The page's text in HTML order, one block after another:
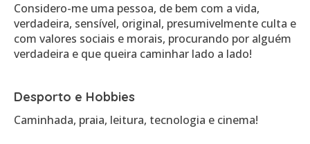
Considero-me uma pessoa, de bem com a vida,
verdadeira, sensível, original, presumivelmente culta e
com valores sociais e morais, procurando por alguém
verdadeira e que queira caminhar lado a lado!
Desporto e Hobbies
Caminhada, praia, leitura, tecnologia e cinema!